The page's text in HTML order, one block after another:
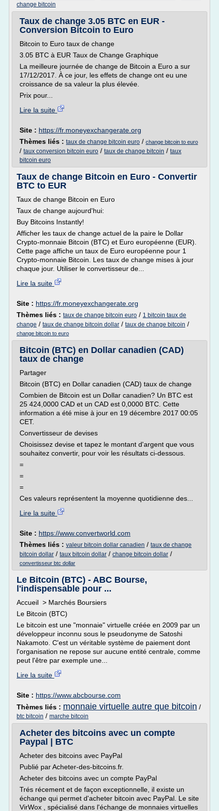
change bitcoin
Taux de change 3.05 BTC en EUR -
Conversion Bitcoin to Euro
Bitcoin to Euro taux de change
3.05 BTC à EUR Taux de Change Graphique
La meilleure journée de change de Bitcoin a Euro a sur
17/12/2017. À ce jour, les effets de change ont eu une
croissance de sa valeur la plus élevée.
Prix pour...
Lire la suite
Site : https://fr.moneyexchangerate.org
Thèmes liés : taux de change bitcoin euro / change bitcoin to euro
/ taux conversion bitcoin euro / taux de change bitcoin / taux
bitcoin euro
Taux de change Bitcoin en Euro - Convertir
BTC to EUR
Taux de change Bitcoin en Euro
Taux de change aujourd'hui:
Buy Bitcoins Instantly!
Afficher les taux de change actuel de la paire le Dollar
Crypto-monnaie Bitcoin (BTC) et Euro européenne (EUR).
Cette page affiche un taux de Euro européenne pour 1
Crypto-monnaie Bitcoin. Les taux de change mises à jour
chaque jour. Utiliser le convertisseur de...
Lire la suite
Site : https://fr.moneyexchangerate.org
Thèmes liés : taux de change bitcoin euro / 1 bitcoin taux de
change / taux de change bitcoin dollar / taux de change bitcoin /
change bitcoin to euro
Bitcoin (BTC) en Dollar canadien (CAD)
taux de change
Partager
Bitcoin (BTC) en Dollar canadien (CAD) taux de change
Combien de Bitcoin est un Dollar canadien? Un BTC est
25 424,0000 CAD et un CAD est 0,0000 BTC. Cette
information a été mise à jour en 19 décembre 2017 00:05
CET.
Convertisseur de devises
Choisissez devise et tapez le montant d'argent que vous
souhaitez convertir, pour voir les résultats ci-dessous.
=
=
=
Ces valeurs représentent la moyenne quotidienne des...
Lire la suite
Site : https://www.convertworld.com
Thèmes liés : valeur bitcoin dollar canadien / taux de change
bitcoin dollar / taux bitcoin dollar / change bitcoin dollar /
convertisseur btc dollar
Le Bitcoin (BTC) - ABC Bourse,
l'indispensable pour ...
Accueil > Marchés Boursiers
Le Bitcoin (BTC)
Le bitcoin est une "monnaie" virtuelle créée en 2009 par un
développeur inconnu sous le pseudonyme de Satoshi
Nakamoto. C'est un véritable système de paiement dont
l'organisation ne repose sur aucune entité centrale, comme
peut l'être par exemple une...
Lire la suite
Site : https://www.abcbourse.com
Thèmes liés : monnaie virtuelle autre que bitcoin /
btc bitcoin / marche bitcoin
Acheter des bitcoins avec un compte
Paypal | BTC
Acheter des bitcoins avec PayPal
Publié par Acheter-des-bitcoins.fr.
Acheter des bitcoins avec un compte PayPal
Trés récement et de façon exceptionnelle, il existe un
échange qui permet d'acheter bitcoin avec PayPal. Le site
VirWox , spécialisé dans l'échange de monnaies virtuelles